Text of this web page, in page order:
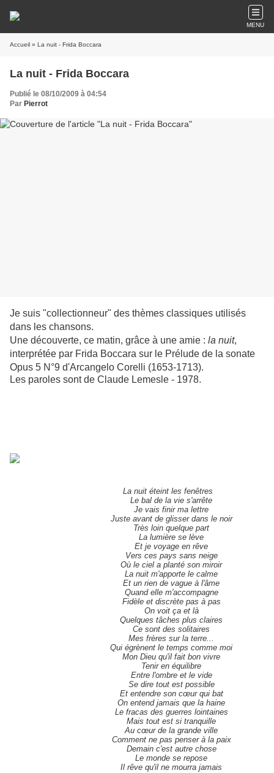
MENU
Accueil » La nuit - Frida Boccara
La nuit - Frida Boccara
Publié le 08/10/2009 à 04:54
Par Pierrot
Je suis "collectionneur" des thèmes classiques utilisés
dans les chansons.
Une découverte, ce matin, grâce à une amie : la nuit,
interprétée par Frida Boccara sur le Prélude de la sonate
Opus 5 N°9 d'Arcangelo Corelli (1653-1713).
Les paroles sont de Claude Lemesle - 1978.
La nuit éteint les fenêtres
Le bal de la vie s'arrête
Je vais finir ma lettre
Juste avant de glisser dans le noir
Très loin quelque part
La lumière se lève
Et je voyage en rêve
Vers ces pays sans neige
Où le ciel a planté son miroir
La nuit m'apporte le calme
Et un rien de vague à l'âme
Quand elle m'accompagne
Fidèle et discrète pas à pas
On voit ça et là
Quelques tâches plus claires
Ce sont des solitaires
Mes frères sur la terre...
Qui égrènent le temps comme moi
Mon Dieu qu'il fait bon vivre
Tenir en équilibre
Entre l'ombre et le vide
Se dire tout est possible
Et entendre son cœur qui bat
On entend jamais que la haine
Le fracas des guerres lointaines
Mais tout est si tranquille
Au cœur de la grande ville
Comment ne pas penser à la paix
Demain c'est autre chose
Le monde se repose
Il rêve qu'il ne mourra jamais